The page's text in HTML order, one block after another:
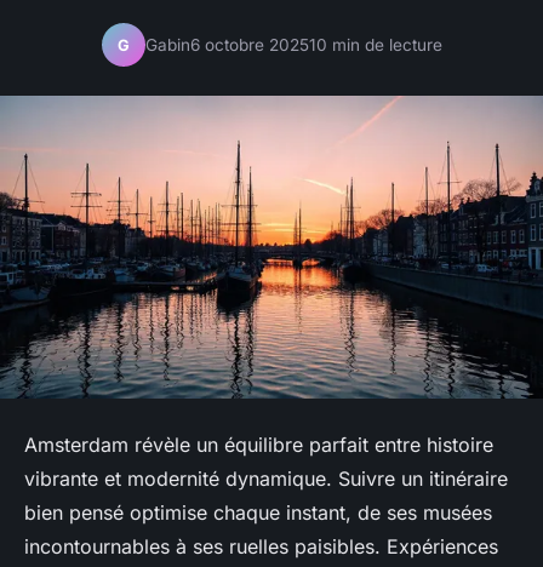
G Gabin6 octobre 202510 min de lecture
Amsterdam révèle un équilibre parfait entre histoire
vibrante et modernité dynamique. Suivre un itinéraire
bien pensé optimise chaque instant, de ses musées
incontournables à ses ruelles paisibles. Expériences